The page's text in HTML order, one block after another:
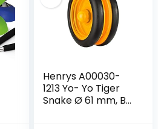
Henrys A00030-
1213 Yo- Yo Tiger
Snake Ø 61 mm, B